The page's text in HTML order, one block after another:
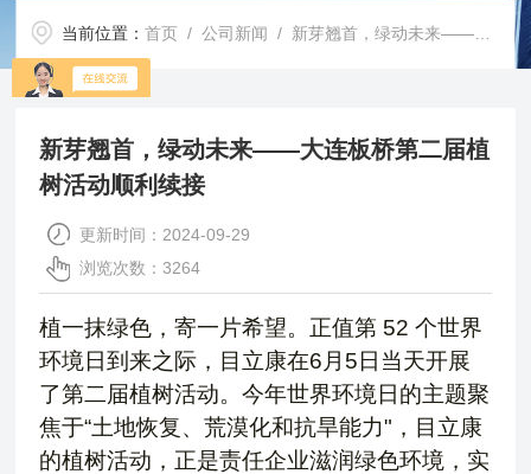
当前位置：首页 /公司新闻 / 新芽翘首，绿动未来——大连板桥第二届植树活动顺利续接
新芽翘首，绿动未来——大连板桥第二届植
树活动顺利续接
更新时间：2024-09-29
浏览次数：3264
植一抹绿色，寄一片希望。正值第 52 个世界
环境日到来之际，目立康在6月5日当天开展
了第二届植树活动。今年世界环境日的主题聚
焦于“土地恢复、荒漠化和抗旱能力"，目立康
的植树活动，正是责任企业滋润绿色环境，实